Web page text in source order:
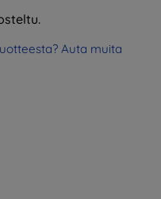
Auta muita